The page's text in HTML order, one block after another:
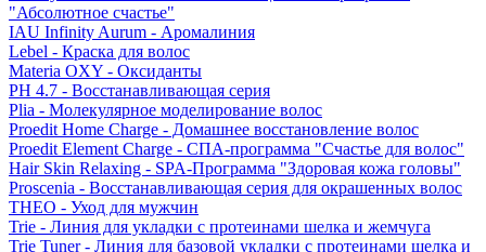
"Абсолютное счастье"
IAU Infinity Aurum - Аромалиния
Lebel - Краска для волос
Materia OXY - Оксиданты
PH 4.7 - Восстанавливающая серия
Plia - Молекулярное моделирование волос
Proedit Home Charge - Домашнее восстановление волос
Proedit Element Charge - СПА-программа "Счастье для волос"
Hair Skin Relaxing - SPA-Программа "Здоровая кожа головы"
Proscenia - Восстанавливающая серия для окрашенных волос
THEO - Уход для мужчин
Trie - Линия для укладки с протеинами шелка и жемчуга
Trie Tuner - Линия для базовой укладки с протеинами шелка и